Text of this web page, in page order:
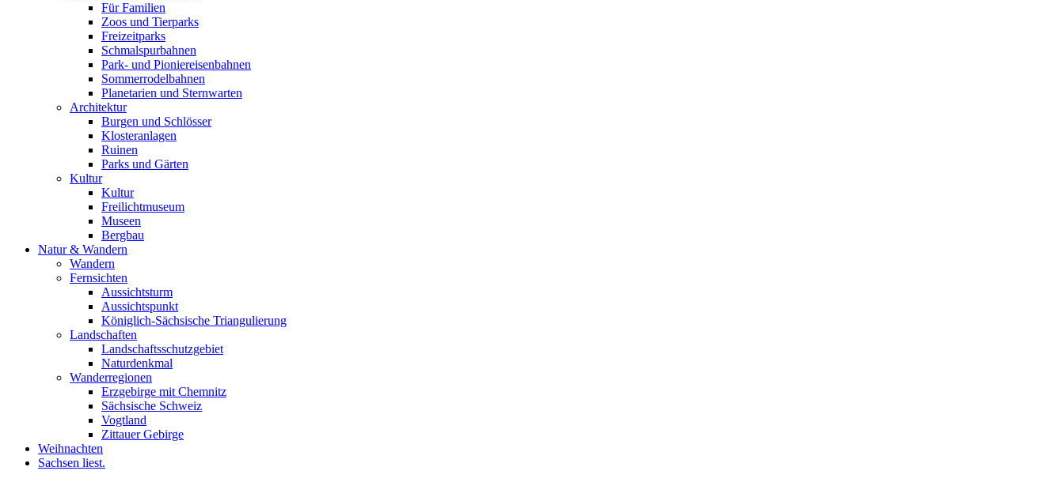
Für Familien
Zoos und Tierparks
Freizeitparks
Schmalspurbahnen
Park- und Pioniereisenbahnen
Sommerrodelbahnen
Planetarien und Sternwarten
Architektur
Burgen und Schlösser
Klosteranlagen
Ruinen
Parks und Gärten
Kultur
Kultur
Freilichtmuseum
Museen
Bergbau
Natur & Wandern
Wandern
Fernsichten
Aussichtsturm
Aussichtspunkt
Königlich-Sächsische Triangulierung
Landschaften
Landschaftsschutzgebiet
Naturdenkmal
Wanderregionen
Erzgebirge mit Chemnitz
Sächsische Schweiz
Vogtland
Zittauer Gebirge
Weihnachten
Sachsen liest.